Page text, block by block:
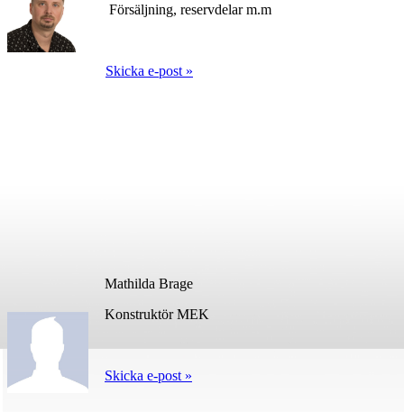
Försäljning, reservdelar m.m
Skicka e-post »
Mathilda Brage
Konstruktör MEK
Skicka e-post »